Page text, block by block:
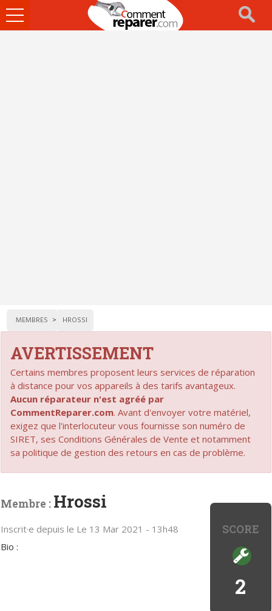
Ouvrir
le
MEMBRES HROSSI
AVERTISSEMENT
Certains membres proposent leurs services de réparation
à distance pour vos appareils à des tarifs avantageux.
Aucun réparateur n'est agréé par
CommentReparer.com. Avant d'envoyer votre matériel,
exigez que l'interlocuteur vous fournisse son numéro de
SIRET, ses Conditions Générales de Vente et notamment
sa politique de gestion des retours en cas de problème.
SCORE
2
Membre : Hrossi
Inscrit·e depuis le Le 13 Mar 2021 - 13h48
Bio :